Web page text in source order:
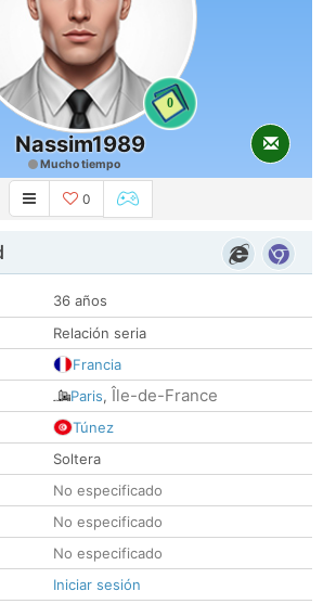
0
Nassim1989
Mucho tiempo
0
36 años
Relación seria
Francia
Paris, Île-de-France
Túnez
Soltera
No especificado
No especificado
No especificado
Iniciar sesión